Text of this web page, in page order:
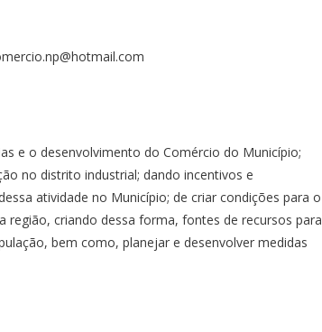
e o desenvolvimento do Comércio do Município;
no distrito industrial; dando incentivos e
atividade no Município; de criar condições para o
criando dessa forma, fontes de recursos para
bem como, planejar e desenvolver medidas